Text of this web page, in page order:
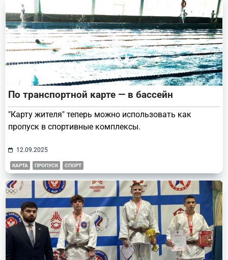
По транспортной карте — в бассейн
"Карту жителя" теперь можно использовать как
пропуск в спортивные комплексы.
12.09.2025
КАРТА ПРОПУСК СПОРТ